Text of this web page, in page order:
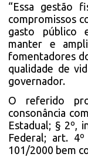
“Essa gestão
compromissos
gasto público
manter e
fomentadores
qualidade de
governador.
O referido
consonância
Estadual; § 2º,
Federal; art.
101/2000 bem